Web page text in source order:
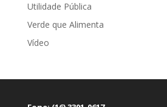
Utilidade Pública
Verde que Alimenta
Vídeo